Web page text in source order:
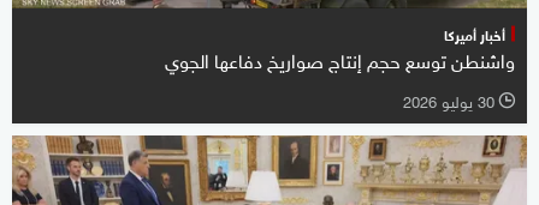
أخبار أميركا
واشنطن توسع حجم إنتاج صواريخ دفاعها الجوي
l 30 يوليو 2026